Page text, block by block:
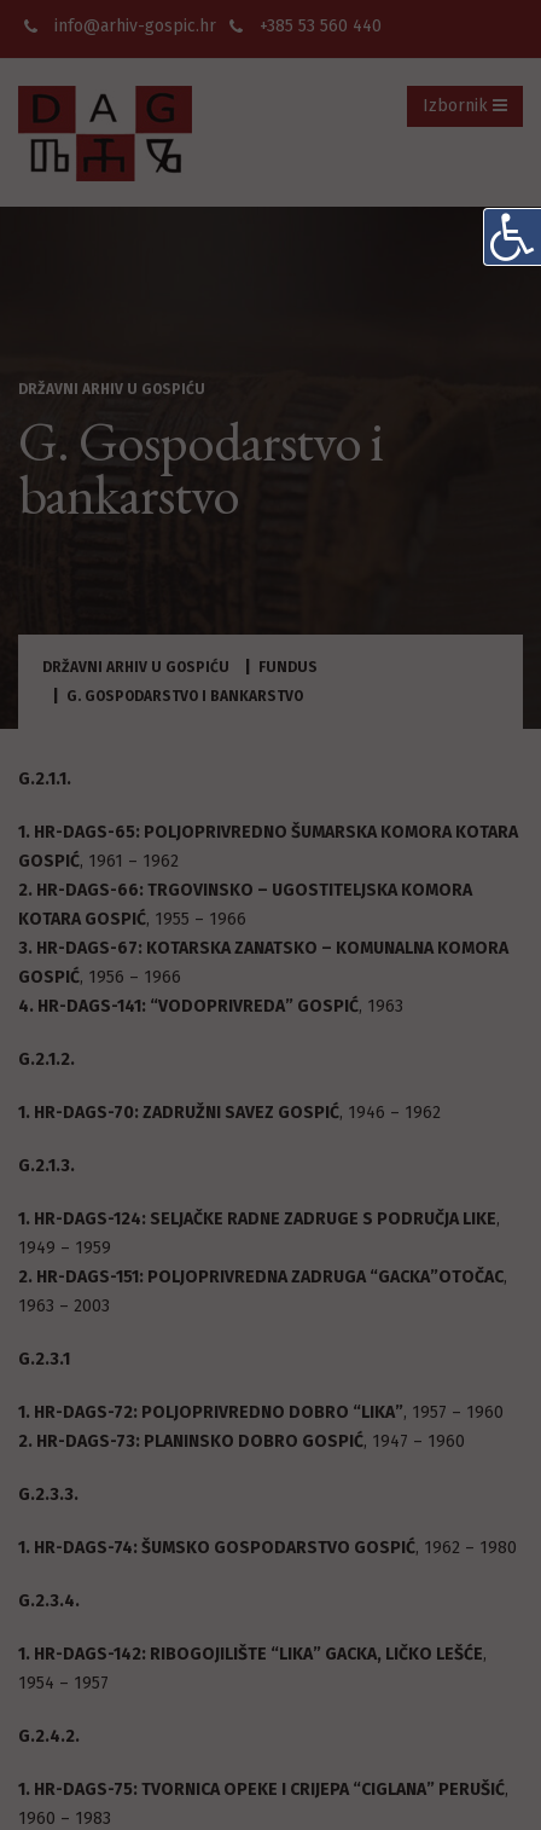
info@arhiv-gospic.hr +385 53 560 440
Izbornik
DRŽAVNI ARHIV U GOSPIĆU
G. Gospodarstvo i
bankarstvo
DRŽAVNI ARHIV U GOSPIĆU
FUNDUS
G. GOSPODARSTVO I BANKARSTVO
G.2.1.1.
1. HR-DAGS-65: POLJOPRIVREDNO ŠUMARSKA KOMORA KOTARA
GOSPIĆ, 1961 – 1962
2. HR-DAGS-66: TRGOVINSKO – UGOSTITELJSKA KOMORA
KOTARA GOSPIĆ, 1955 – 1966
3. HR-DAGS-67: KOTARSKA ZANATSKO – KOMUNALNA KOMORA
GOSPIĆ, 1956 – 1966
4. HR-DAGS-141: “VODOPRIVREDA” GOSPIĆ, 1963
G.2.1.2.
1. HR-DAGS-70: ZADRUŽNI SAVEZ GOSPIĆ, 1946 – 1962
G.2.1.3.
1. HR-DAGS-124: SELJAČKE RADNE ZADRUGE S PODRUČJA LIKE,
1949 – 1959
2. HR-DAGS-151: POLJOPRIVREDNA ZADRUGA “GACKA”OTOČAC,
1963 – 2003
G.2.3.1
1. HR-DAGS-72: POLJOPRIVREDNO DOBRO “LIKA”, 1957 – 1960
2. HR-DAGS-73: PLANINSKO DOBRO GOSPIĆ, 1947 – 1960
G.2.3.3.
1. HR-DAGS-74: ŠUMSKO GOSPODARSTVO GOSPIĆ, 1962 – 1980
G.2.3.4.
1. HR-DAGS-142: RIBOGOJILIŠTE “LIKA” GACKA, LIČKO LEŠĆE,
1954 – 1957
G.2.4.2.
1. HR-DAGS-75: TVORNICA OPEKE I CRIJEPA “CIGLANA” PERUŠIĆ,
1960 – 1983